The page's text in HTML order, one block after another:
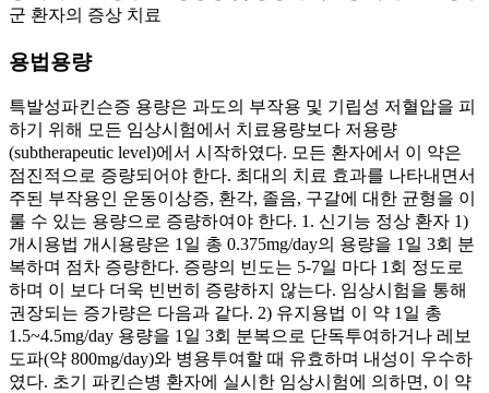
군 환자의 증상 치료
용법용량
특발성파킨슨증 용량은 과도의 부작용 및 기립성 저혈압을 피
하기 위해 모든 임상시험에서 치료용량보다 저용량
(subtherapeutic level)에서 시작하였다. 모든 환자에서 이 약은
점진적으로 증량되어야 한다. 최대의 치료 효과를 나타내면서
주된 부작용인 운동이상증, 환각, 졸음, 구갈에 대한 균형을 이
룰 수 있는 용량으로 증량하여야 한다. 1. 신기능 정상 환자 1)
개시용법 개시용량은 1일 총 0.375mg/day의 용량을 1일 3회 분
복하며 점차 증량한다. 증량의 빈도는 5-7일 마다 1회 정도로
하며 이 보다 더욱 빈번히 증량하지 않는다. 임상시험을 통해
권장되는 증가량은 다음과 같다. 2) 유지용법 이 약 1일 총
1.5~4.5mg/day 용량을 1일 3회 분복으로 단독투여하거나 레보
도파(약 800mg/day)와 병용투여할 때 유효하며 내성이 우수하
였다. 초기 파킨슨병 환자에 실시한 임상시험에 의하면, 이 약